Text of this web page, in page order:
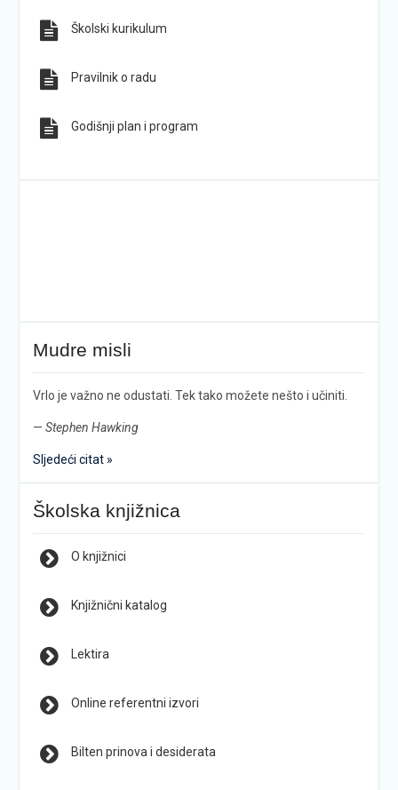
Školski kurikulum
Pravilnik o radu
Godišnji plan i program
Mudre misli
Vrlo je važno ne odustati. Tek tako možete nešto i učiniti.
— Stephen Hawking
Sljedeći citat »
Školska knjižnica
O knjižnici
Knjižnični katalog
Lektira
Online referentni izvori
Bilten prinova i desiderata